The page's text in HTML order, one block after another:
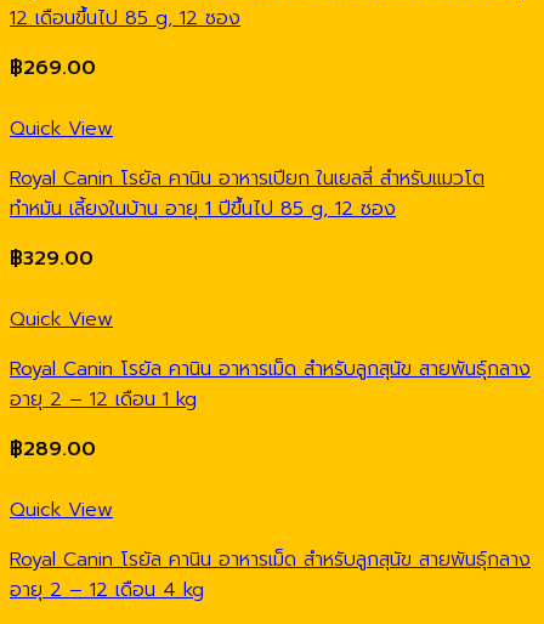
12 เดือนขึ้นไป 85 g, 12 ซอง
฿269.00
Quick View
Royal Canin โรยัล คานิน อาหารเปียก ในเยลลี่ สำหรับแมวโต
ทำหมัน เลี้ยงในบ้าน อายุ 1 ปีขึ้นไป 85 g, 12 ซอง
฿329.00
Quick View
Royal Canin โรยัล คานิน อาหารเม็ด สำหรับลูกสุนัข สายพันธุ์กลาง
อายุ 2 – 12 เดือน 1 kg
฿289.00
Quick View
Royal Canin โรยัล คานิน อาหารเม็ด สำหรับลูกสุนัข สายพันธุ์กลาง
อายุ 2 – 12 เดือน 4 kg